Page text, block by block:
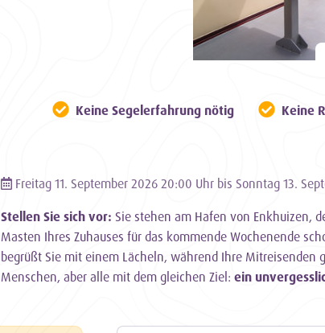
Keine Segelerfahrung nötig Keine
Freitag 11. September 2026 20:00 Uhr bis Sonntag 13.
Stellen Sie sich vor: Sie stehen am Hafen von Enkhuizen,
Masten Ihres Zuhauses für das kommende Wochenende
begrüßt Sie mit einem Lächeln, während Ihre Mitreisenden
Menschen, aber alle mit dem gleichen Ziel: ein